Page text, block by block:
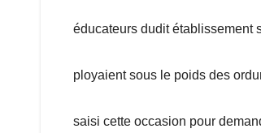
éducateurs dudit établissement
ployaient sous le poids des
saisi cette occasion pour